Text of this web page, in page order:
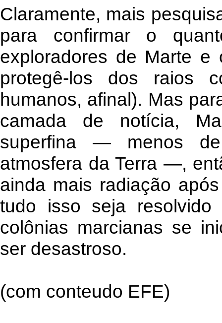
Claramente, mais
para confirmar o
exploradores de Marte
protegê-los dos raios
humanos, afinal). Mas
camada de notícia,
superfina — menos
atmosfera da Terra —,
ainda mais radiação
tudo isso seja
colônias marcianas se
ser desastroso.
(com conteudo EFE)